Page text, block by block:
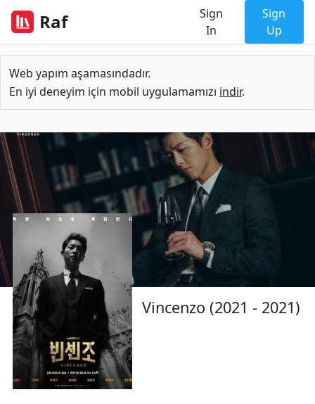
Raf
Sign
In
Sign
Up
Web yapım aşamasındadır.
En iyi deneyim için mobil uygulamamızı indir.
Vincenzo (2021 - 2021)